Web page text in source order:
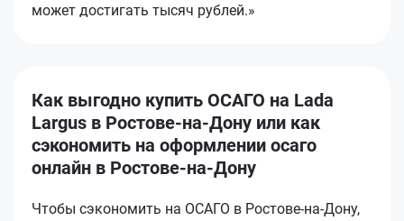
может достигать тысяч рублей.»
Как выгодно купить ОСАГО на Lada
Largus в Ростове-на-Дону или как
сэкономить на оформлении осаго
онлайн в Ростове-на-Дону
Чтобы сэкономить на ОСАГО в Ростове-на-Дону,